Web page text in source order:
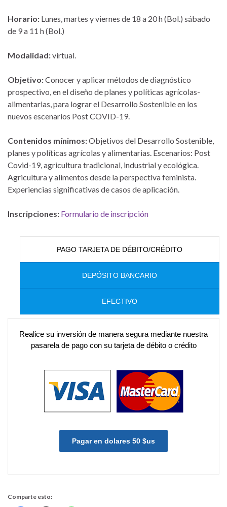
Horario: Lunes, martes y viernes de 18 a 20 h (Bol.) sábado
de 9 a 11 h (Bol.)
Modalidad:virtual.
Objetivo:Conocer y aplicar métodos de diagnóstico
prospectivo, en el diseño de planes y políticas agrícolas-
alimentarias, para lograr el Desarrollo Sostenible en los
nuevos escenarios Post COVID-19.
Contenidos mínimos:Objetivos del Desarrollo Sostenible,
planes y políticas agrícolas y alimentarias. Escenarios: Post
Covid-19, agricultura tradicional, industrial y ecológica.
Agricultura y alimentos desde la perspectiva feminista.
Experiencias significativas de casos de aplicación.
Inscripciones: Formulario de inscripción
PAGO TARJETA DE DÉBITO/CRÉDITO
DEPÓSITO BANCARIO
EFECTIVO
Realice su inversión de manera segura mediante nuestra
pasarela de pago con su tarjeta de débito o crédito
Pagar en dolares 50 $us
Comparte esto: